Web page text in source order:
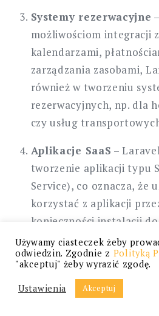
Systemy rezerwacyjne
możliwościom integracji
kalendarzami,
zarządzania zasobami,
również w tworzeniu
rezerwacyjnych, np. dla
czy usług
Aplikacje SaaS –
tworzenie aplikacji typu
Service), co oznacza, że
korzystać z aplikacji
konieczności instalacji
oprogramowania.
platformy do
narzędzia marketingowe
zarządzania zadaniami.
Używamy ciasteczek żeby
odwiedzin. Zgodnie z Polityką
"akceptuj" żeby wyrazić zgodę.
Ustawienia Akceptuj